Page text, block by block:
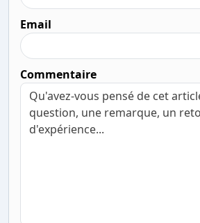
Email
Commentaire